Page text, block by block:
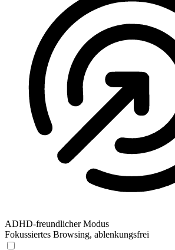
ADHD-freundlicher Modus
Fokussiertes Browsing, ablenkungsfrei